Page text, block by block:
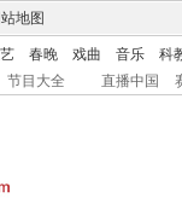
地图
春晚 戏曲 音乐 科
节目大全 直播中国